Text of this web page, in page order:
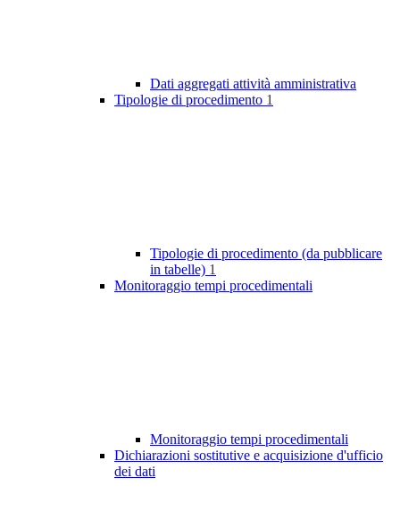
Dati aggregati attività amministrativa
Tipologie di procedimento 1
Tipologie di procedimento (da pubblicare
in tabelle) 1
Monitoraggio tempi procedimentali
Monitoraggio tempi procedimentali
Dichiarazioni sostitutive e acquisizione d'ufficio
dei dati